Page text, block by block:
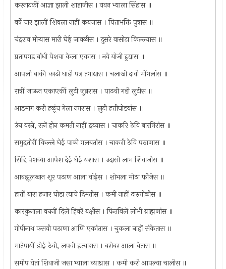
करनाटकीं आज्ञा झाली शाहाजीस । यवन भ्याला सिंहास ॥
वर्षे चार झालीं शिवला नाहीं कबजास । पिताभक्ति पुत्रास ॥
चंद्रराव मोर्‍यास मारी घेई जावळीस । दुसरे वासोटा किल्ल्यास ॥
प्रतापगड बांधी पेशवा केला एकास । नवे योजी हुद्यास ॥
आपली बाकी काढी धाडी पत्र तगाद्यास । चलाखी दावी मोंगलांस ॥
रात्रीं जाऊन एकाएकीं लुटी जुन्नरास । पाठवी गडी लुटीस ॥
आडमाग करी हळूंच गेला नगरास । लुटी हत्तीघोडयांस ॥
उंच वस्त्रे, रत्‍नें होन कमती नाहीं द्रव्यास । चाकरि ठेवि बारगिरांस ॥
समुद्रतीरीं किल्ले घेई पाळी गलबतांस । चाकरी ठेवि पठाणास ॥
सिद्दि पेशव्या आपेश देई घेई यशास । उदासी लाभ शिवाजीस ॥
आबझूलखान शूर पठाण आला वांईस । शोभला मोठा फौजेस ॥
हातीं बारा हजार घोडा त्याचे दिमतीस । कमी नाहीं दारुगोळीस ॥
कारकुनाला वचनीं दिलें हिवरें बक्षीस । फितविलें लोभी ब्राह्मणांस ॥
गोपीनाथ फसवी पठाणा आणि एकांतास । चुकला नाहीं संकेतास ॥
मातेपायीं डोई ठेवी, लपवी इत्यारास । बरोबर आला बेतास ॥
समीप येतां शिवाजी जसा भ्याला व्याघ्रास । कमी करी आपल्या चालीस ॥